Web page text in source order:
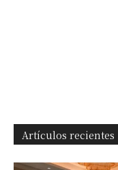
Artículos recientes